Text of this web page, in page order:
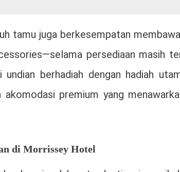
tamu juga berkesempatan
persediaan masih
berhadiah dengan hadiah
premium yang
di Morrissey Hotel